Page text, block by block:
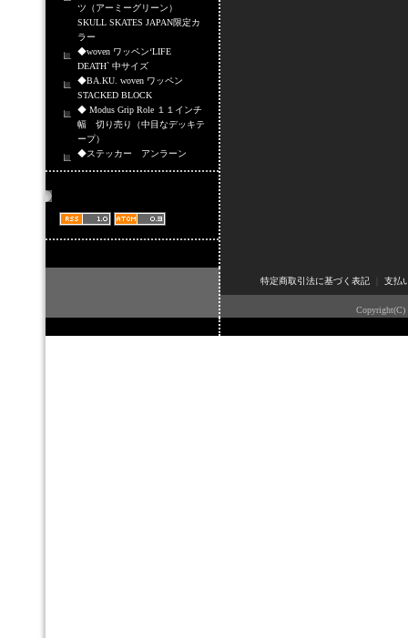
ツ（アーミーグリーン）
SKULL SKATES JAPAN限定カ
ラー
◆woven ワッペン‘LIFE
DEATH` 中サイズ
◆BA.KU. woven ワッペン
STACKED BLOCK
◆ Modus Grip Role １１インチ
幅 切り売り（中目なデッキテ
ープ）
◆ステッカー アンラーン
特定商取引法に基づく表記｜ 支払
Copyright(C)